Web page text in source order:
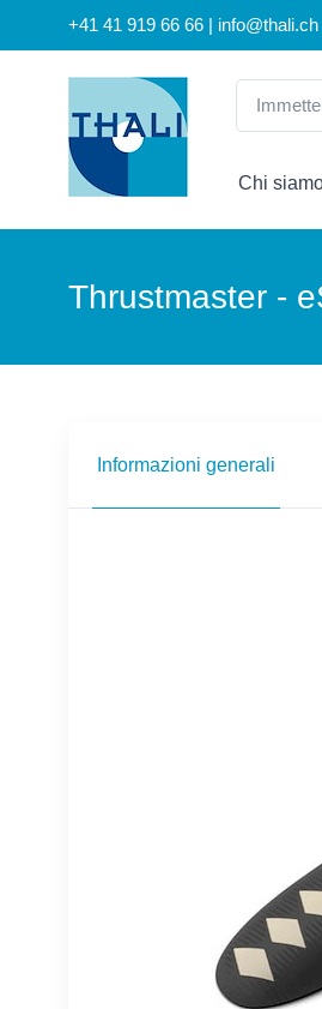
+41 41 919 66 66 | info@thali.ch
Chi
Thrustmaster -
Informazioni generali